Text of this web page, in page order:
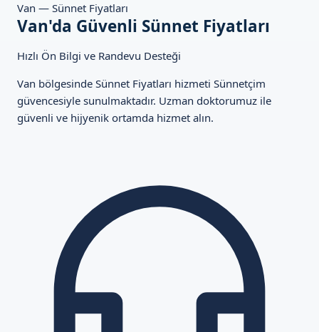
Van — Sünnet Fiyatları
Van'da Güvenli Sünnet Fiyatları
Hızlı Ön Bilgi ve Randevu Desteği
Van bölgesinde Sünnet Fiyatları hizmeti Sünnetçim
güvencesiyle sunulmaktadır. Uzman doktorumuz ile
güvenli ve hijyenik ortamda hizmet alın.